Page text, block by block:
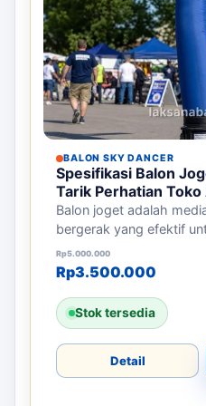
BALON SKY DANCER
Spesifikasi Balon
Tarik Perhatian Toko
Balon joget adalah
bergerak yang efektif
Rp5.000.000
Harga aslinya
Rp3.500.000
Harga saat ini
Stok tersedia
Detail